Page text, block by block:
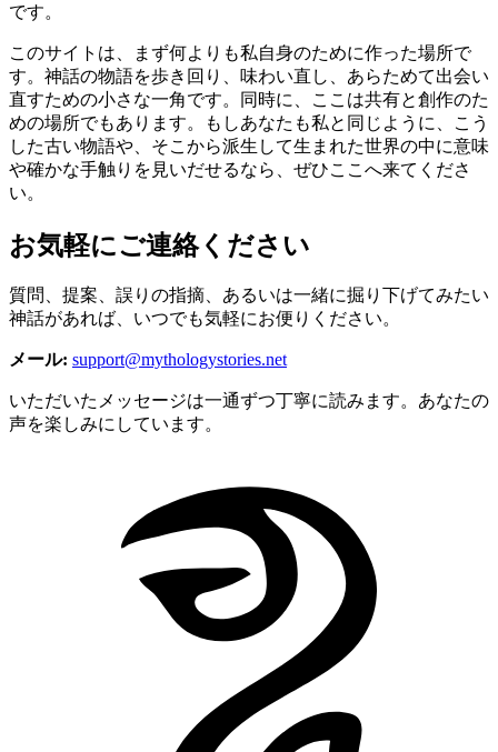
です。
このサイトは、まず何よりも私自身のために作った場所で
す。神話の物語を歩き回り、味わい直し、あらためて出会い
直すための小さな一角です。同時に、ここは共有と創作のた
めの場所でもあります。もしあなたも私と同じように、こう
した古い物語や、そこから派生して生まれた世界の中に意味
や確かな手触りを見いだせるなら、ぜひここへ来てくださ
い。
お気軽にご連絡ください
質問、提案、誤りの指摘、あるいは一緒に掘り下げてみたい
神話があれば、いつでも気軽にお便りください。
メール: support@mythologystories.net
いただいたメッセージは一通ずつ丁寧に読みます。あなたの
声を楽しみにしています。